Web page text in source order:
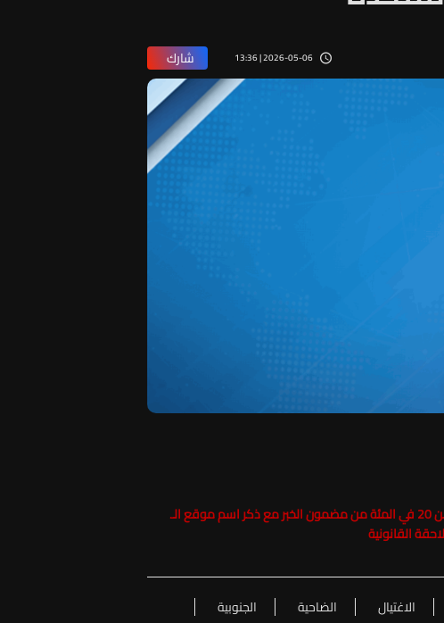
2026-05-06 | 13:36 شارك
حفاظاً على حقوق الملكية الفكرية يرجى عدم نسخ ما يزيد عن 20 في المئة من مضمون الخبر مع ذكر اسم موقع الـ
الاغتيال الضاحية
الجنوبية